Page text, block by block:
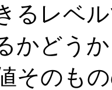
るレベ
かどう
そのも